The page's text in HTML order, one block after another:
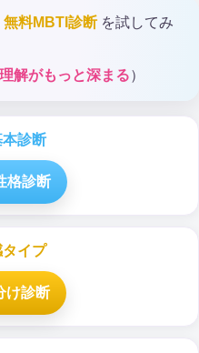
無料MBTI診断を試してみ
理解がもっと深まる）
診断
格診断
イプ
け診断